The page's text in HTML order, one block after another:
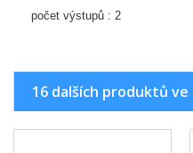
počet výstupů : 2
16 dalších produktů